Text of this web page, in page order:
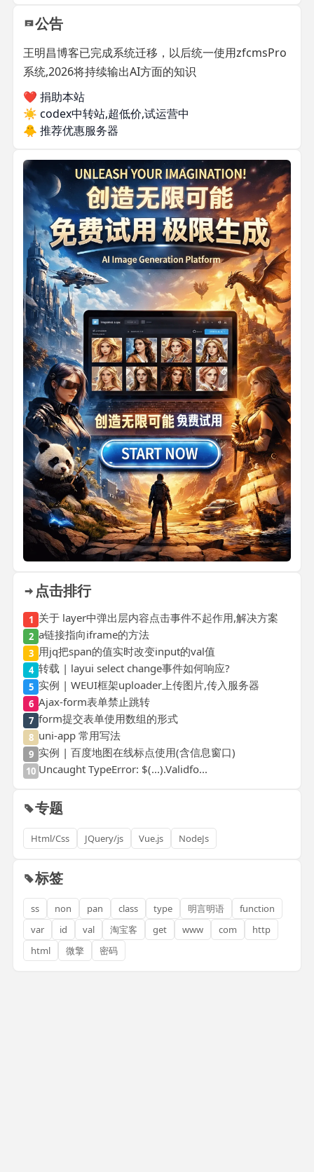
公告
王明昌博客已完成系统迁移，以后统一使用zfcmsPro
系统,2026将持续输出AI方面的知识
❤️ 捐助本站
☀️ codex中转站,超低价,试运营中
🐥 推荐优惠服务器
点击排行
1 关于 layer中弹出层内容点击事件不起作用,解决方案
2 a链接指向iframe的方法
3 用jq把span的值实时改变input的val值
4 转载 | layui select change事件如何响应?
5 实例 | WEUI框架uploader上传图片,传入服务器
6 Ajax-form表单禁止跳转
7 form提交表单使用数组的形式
8 uni-app 常用写法
9 实例 | 百度地图在线标点使用(含信息窗口)
10 Uncaught TypeError: $(...).Validfo...
专题
Html/Css JQuery/js Vue.js NodeJs
标签
ss non pan class type 明言明语
function
var
id val 淘宝客 get www com
http
html
微擎 密码